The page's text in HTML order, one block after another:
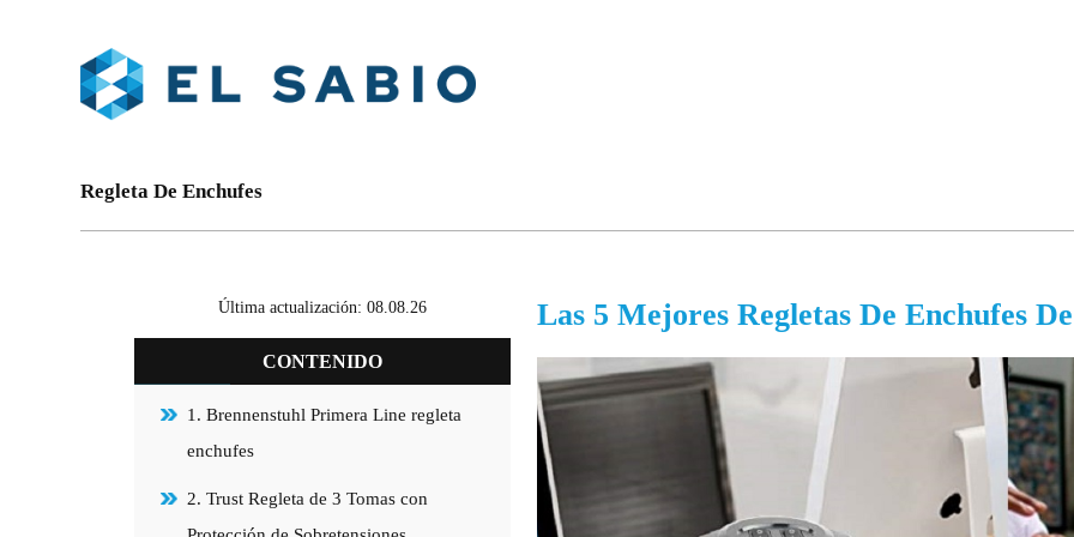
Regleta De Enchufes
Última actualización: 08.08.26
CONTENIDO
1. Brennenstuhl Primera Line regleta
enchufes
2. Trust Regleta de 3 Tomas con
Las 5 Mejores Regletas De Enchufes